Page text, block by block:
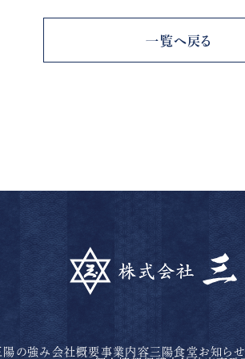
一覧へ戻る
陽の強み会社概要事業内容 三陽食堂お知らせ